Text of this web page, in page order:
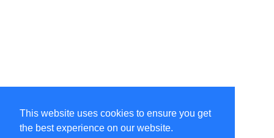
This website uses cookies to ensure you get
the best experience on our website.